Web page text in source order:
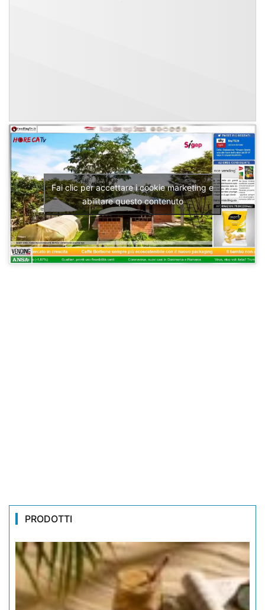
Fai clic per accettare i cookie marketing e
abilitare questo contenuto
PRODOTTI